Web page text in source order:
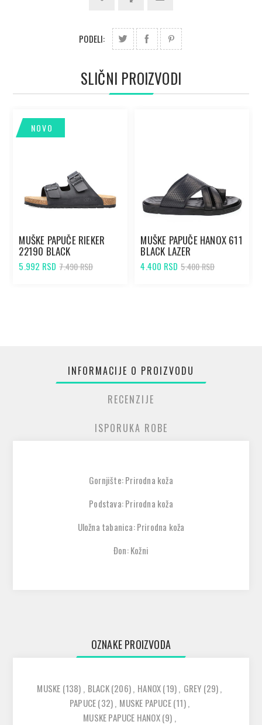
PODELI:
SLIČNI PROIZVODI
NOVO
MUŠKE PAPUČE RIEKER
22190 BLACK
5.992 RSD 7.490 RSD
MUŠKE PAPUČE HANOX 611
BLACK LAZER
4.400 RSD 5.400 RSD
INFORMACIJE O PROIZVODU
RECENZIJE
ISPORUKA ROBE
Gornjište: Prirodna koža
Podstava: Prirodna koža
Uložna tabanica: Prirodna koža
Đon: Kožni
OZNAKE PROIZVODA
MUSKE (138) , BLACK(206), HANOX(19), GREY (29),
PAPUCE(32), MUSKE PAPUCE(11),
MUSKE PAPUCE HANOX(9) ,